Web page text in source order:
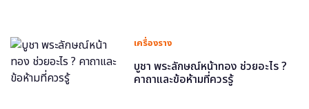
เครื่องราง
บูชา พระลักษณ์หน้าทอง ช่วยอะไร ?
คาถาและข้อห้ามที่ควรรู้